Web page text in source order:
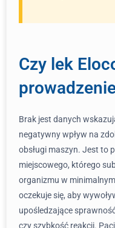
Czy lek
Brak jest danych
negatywny wpływ na
obsługi maszyn. Jest to
miejscowego, którego
organizmu w
oczekuje się, aby
upośledzające
czy szybkość reakcji.